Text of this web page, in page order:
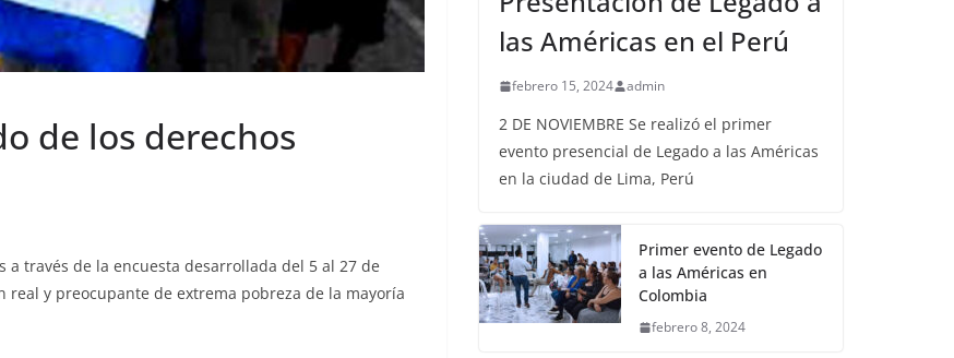
de los derechos
través de la encuesta desarrollada del 5 al 27 de
real y preocupante de extrema pobreza de la mayoría
las Américas en el Perú
febrero 15, 2024 admin
2 DE NOVIEMBRE Se realizó el primer
evento presencial de Legado a las Américas
en la ciudad de Lima, Perú
Primer evento de Legado
a las Américas en
Colombia
febrero 8, 2024